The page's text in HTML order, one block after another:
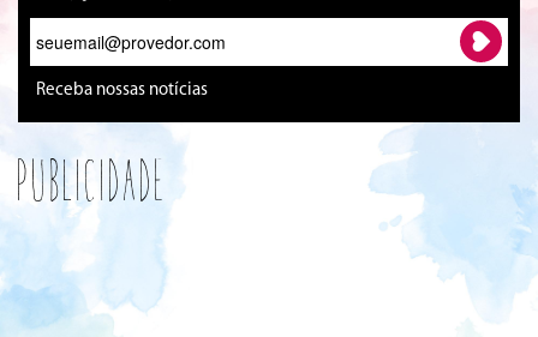
Receba nossas notícias
Publicidade